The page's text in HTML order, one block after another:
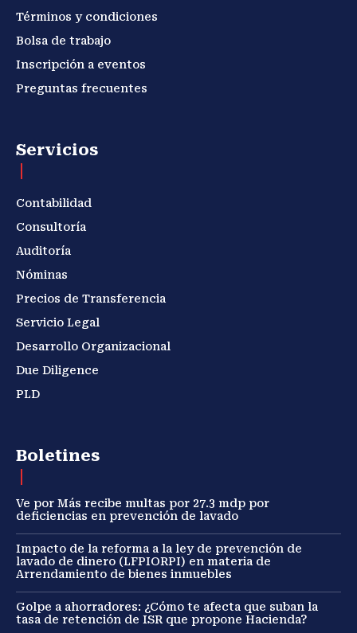
Términos y condiciones
Bolsa de trabajo
Inscripción a eventos
Preguntas frecuentes
Servicios
Contabilidad
Consultoría
Auditoría
Nóminas
Precios de Transferencia
Servicio Legal
Desarrollo Organizacional
Due Diligence
PLD
Boletines
Ve por Más recibe multas por 27.3 mdp por
deficiencias en prevención de lavado
Impacto de la reforma a la ley de prevención de
lavado de dinero (LFPIORPI) en materia de
Arrendamiento de bienes inmuebles
Golpe a ahorradores: ¿Cómo te afecta que suban la
tasa de retención de ISR que propone Hacienda?